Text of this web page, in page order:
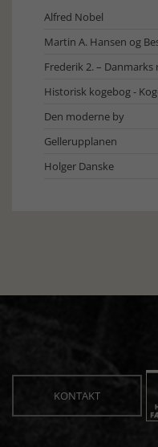
Alfred Nobel
Martin A. Hansen og
Frederik 2. –
Historisk kogebog -
Den moderne by
Gellerupplanen
Holger Danske
KONTAKT